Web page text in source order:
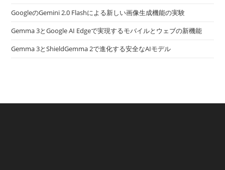
GoogleのGemini 2.0 Flashによる新しい画像生成機能の実験
Gemma 3とGoogle AI Edgeで実現するモバイルとウェブの新機能
Gemma 3とShieldGemma 2で進化する安全なAIモデル